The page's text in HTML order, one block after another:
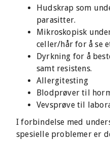
Hudskrap som
parasitter.
Mikroskopisk
celler/hår for å se
Dyrkning for å
samt resistens.
Allergitesting
Blodprøver til
Vevsprøve til
I forbindelse med
spesielle problemer er